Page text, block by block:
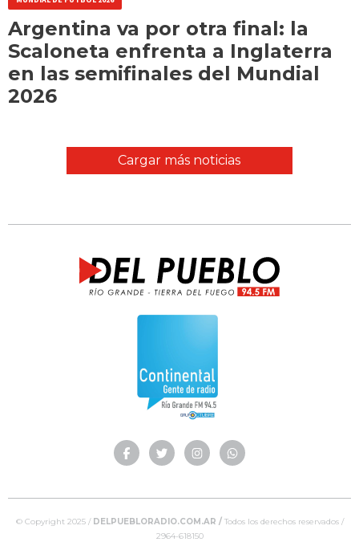
Argentina va por otra final: la
Scaloneta enfrenta a Inglaterra
en las semifinales del Mundial
2026
Cargar más noticias
© Copyright 2025 / DELPUEBLORADIO.COM.AR /Todos los derechos reservados /
2964-618150